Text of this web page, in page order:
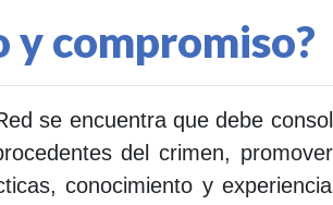
y compromiso?
se encuentra que debe
del crimen,
conocimiento y